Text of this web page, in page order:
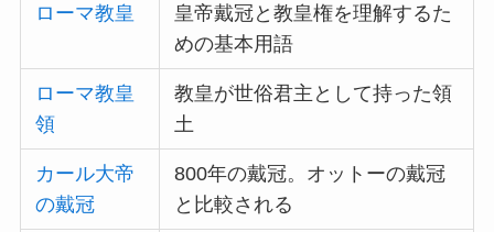
ローマ教皇
皇帝戴冠と教皇権を理解するた
めの基本用語
ローマ教皇
領
教皇が世俗君主として持った領
土
カール大帝
の戴冠
800年の戴冠。オットーの戴冠
と比較される